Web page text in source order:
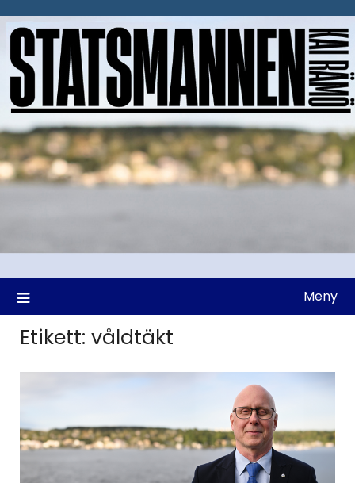
till
Meny
Etikett: våldtäkt